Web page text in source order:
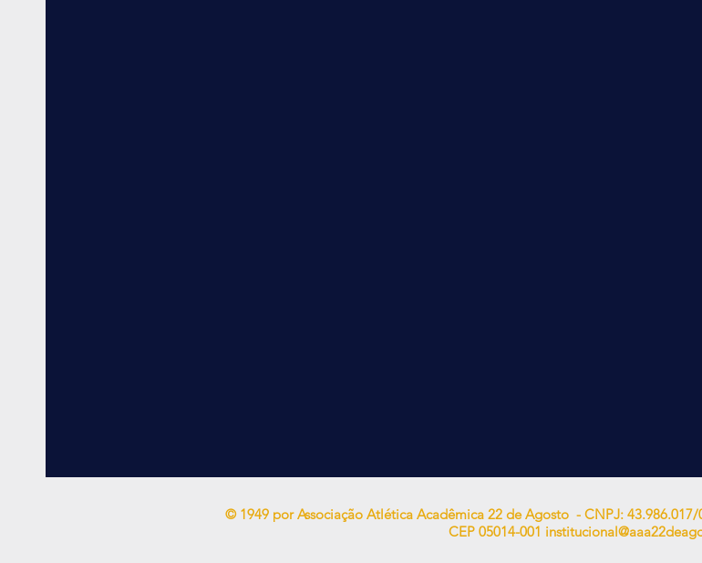
© 1949 por Associação Atlética Acadêmica 22 de Agosto - CNPJ: 43.986.017/
CEP 05014-001